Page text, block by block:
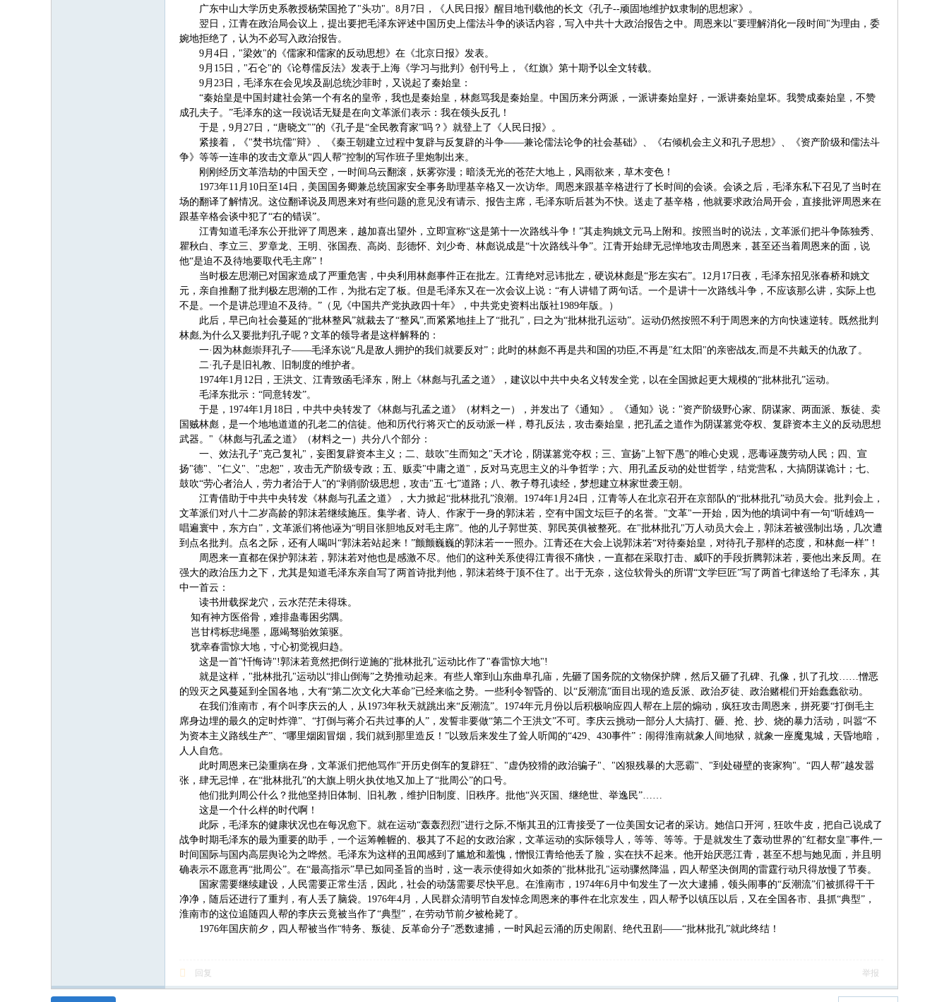
广东中山大学历史系教授杨荣国抢了"头功"。8月7日，《人民日报》醒目地刊载他的长文《孔子--顽固地维护奴隶制的思想家》。
翌日，江青在政治局会议上，提出要把毛泽东评述中国历史上儒法斗争的谈话内容，写入中共十大政治报告之中。周恩来以"要理解消化一段时间"为理由，委
婉地拒绝了，认为不必写入政治报告。
9月4日，"梁效"的《儒家和儒家的反动思想》在《北京日报》发表。
9月15日，"石仑"的《论尊儒反法》发表于上海《学习与批判》创刊号上，《红旗》第十期予以全文转载。
9月23日，毛泽东在会见埃及副总统沙菲时，又说起了秦始皇：
“秦始皇是中国封建社会第一个有名的皇帝，我也是秦始皇，林彪骂我是秦始皇。中国历来分两派，一派讲秦始皇好，一派讲秦始皇坏。我赞成秦始皇，不赞
成孔夫子。”毛泽东的这一段说话无疑是在向文革派们表示：我在领头反孔！
于是，9月27日，“唐晓文"”的《孔子是“全民教育家”吗？》就登上了《人民日报》。
紧接着，《"焚书坑儒"辩》、《秦王朝建立过程中复辟与反复辟的斗争——兼论儒法论争的社会基础》、《右倾机会主义和孔子思想》、《资产阶级和儒法斗
争》等等一连串的攻击文章从“四人帮”控制的写作班子里炮制出来。
刚刚经历文革浩劫的中国天空，一时间乌云翻滚，妖雾弥漫；暗淡无光的苍茫大地上，风雨欲来，草木变色！
1973年11月10日至14日，美国国务卿兼总统国家安全事务助理基辛格又一次访华。周恩来跟基辛格进行了长时间的会谈。会谈之后，毛泽东私下召见了当时在
场的翻译了解情况。这位翻译说及周恩来对有些问题的意见没有请示、报告主席，毛泽东听后甚为不快。送走了基辛格，他就要求政治局开会，直接批评周恩来在
跟基辛格会谈中犯了“右的错误”。
江青知道毛泽东公开批评了周恩来，越加喜出望外，立即宣称“这是第十一次路线斗争！”其走狗姚文元马上附和。按照当时的说法，文革派们把斗争陈独秀、
瞿秋白、李立三、罗章龙、王明、张国焘、高岗、彭德怀、刘少奇、林彪说成是“十次路线斗争”。江青开始肆无忌惮地攻击周恩来，甚至还当着周恩来的面，说
他“是迫不及待地要取代毛主席”！
当时极左思潮已对国家造成了严重危害，中央利用林彪事件正在批左。江青绝对忌讳批左，硬说林彪是“形左实右”。12月17日夜，毛泽东招见张春桥和姚文
元，亲自推翻了批判极左思潮的工作，为批右定了板。但是毛泽东又在一次会议上说：“有人讲错了两句话。一个是讲十一次路线斗争，不应该那么讲，实际上也
不是。一个是讲总理迫不及待。”（见《中国共产党执政四十年》，中共党史资料出版社1989年版。）
此后，早已向社会蔓延的“批林整风”就裁去了“整风”,而紧紧地挂上了“批孔”，曰之为“批林批孔运动”。运动仍然按照不利于周恩来的方向快速逆转。既然批判
林彪,为什么又要批判孔子呢？文革的领导者是这样解释的：
一·因为林彪崇拜孔子——毛泽东说“凡是敌人拥护的我们就要反对”；此时的林彪不再是共和国的功臣,不再是"红太阳"的亲密战友,而是不共戴天的仇敌了。
二·孔子是旧礼教、旧制度的维护者。
1974年1月12日，王洪文、江青致函毛泽东，附上《林彪与孔孟之道》，建议以中共中央名义转发全党，以在全国掀起更大规模的“批林批孔”运动。
毛泽东批示：“同意转发”。
于是，1974年1月18日，中共中央转发了《林彪与孔孟之道》（材料之一），并发出了《通知》。《通知》说："资产阶级野心家、阴谋家、两面派、叛徒、卖
国贼林彪，是一个地地道道的孔老二的信徒。他和历代行将灭亡的反动派一样，尊孔反法，攻击秦始皇，把孔孟之道作为阴谋篡党夺权、复辟资本主义的反动思想
武器。"《林彪与孔孟之道》（材料之一）共分八个部分：
一、效法孔子"克己复礼"，妄图复辟资本主义；二、鼓吹"生而知之"天才论，阴谋篡党夺权；三、宣扬"上智下愚"的唯心史观，恶毒诬蔑劳动人民；四、宣
扬"德"、"仁义"、"忠恕"，攻击无产阶级专政；五、贩卖"中庸之道"，反对马克思主义的斗争哲学；六、用孔孟反动的处世哲学，结党营私，大搞阴谋诡计；七、
鼓吹“劳心者治人，劳力者治于人”的“剥削阶级思想，攻击"五·七”道路；八、教子尊孔读经，梦想建立林家世袭王朝。
江青借助于中共中央转发《林彪与孔孟之道》，大力掀起“批林批孔”浪潮。1974年1月24日，江青等人在北京召开在京部队的“批林批孔”动员大会。批判会上，
文革派们对八十二岁高龄的郭沫若继续施压。集学者、诗人、作家于一身的郭沫若，空有中国文坛巨子的名誉。"文革"一开始，因为他的填词中有一句“听雄鸡一
唱遍寰中，东方白”，文革派们将他诬为“明目张胆地反对毛主席”。他的儿子郭世英、郭民英俱被整死。在"批林批孔"万人动员大会上，郭沫若被强制出场，几次遭
到点名批判。点名之际，还有人喝叫“郭沫若站起来！”颤颤巍巍的郭沫若一一照办。江青还在大会上说郭沫若“对待秦始皇，对待孔子那样的态度，和林彪一样”！
周恩来一直都在保护郭沫若，郭沫若对他也是感激不尽。他们的这种关系使得江青很不痛快，一直都在采取打击、威吓的手段折腾郭沫若，要他出来反周。在
强大的政治压力之下，尤其是知道毛泽东亲自写了两首诗批判他，郭沫若终于顶不住了。出于无奈，这位软骨头的所谓“文学巨匠”写了两首七律送给了毛泽东，其
中一首云：
读书卅载探龙穴，云水茫茫未得珠。
知有神方医俗骨，难排蛊毒困劣隅。
岂甘樗栎悲绳墨，愿竭驽骀效策驱。
犹幸春雷惊大地，寸心初觉视归趋。
这是一首"忏悔诗"!郭沫若竟然把倒行逆施的"批林批孔"运动比作了"春雷惊大地"!
就是这样，"批林批孔"运动以“排山倒海”之势推动起来。有些人窜到山东曲阜孔庙，先砸了国务院的文物保护牌，然后又砸了孔碑、孔像，扒了孔坟……憎恶
的毁灭之风蔓延到全国各地，大有“第二次文化大革命”已经来临之势。一些利令智昏的、以“反潮流”面目出现的造反派、政治歹徒、政治赌棍们开始蠢蠢欲动。
在我们淮南市，有个叫李庆云的人，从1973年秋天就跳出来“反潮流”。1974年元月份以后积极响应四人帮在上层的煽动，疯狂攻击周恩来，拼死要“打倒毛主
席身边埋的最久的定时炸弹”、“打倒与蒋介石共过事的人”，发誓非要做“第二个王洪文”不可。李庆云挑动一部分人大搞打、砸、抢、抄、烧的暴力活动，叫嚣“不
为资本主义路线生产”、“哪里烟囱冒烟，我们就到那里造反！”以致后来发生了耸人听闻的“429、430事件”：闹得淮南就象人间地狱，就象一座魔鬼城，天昏地暗，
人人自危。
此时周恩来已染重病在身，文革派们把他骂作"开历史倒车的复辟狂"、"虚伪狡猾的政治骗子"、"凶狠残暴的大恶霸"、"到处碰壁的丧家狗"。“四人帮”越发嚣
张，肆无忌惮，在“批林批孔”的大旗上明火执仗地又加上了“批周公”的口号。
他们批判周公什么？批他坚持旧体制、旧礼教，维护旧制度、旧秩序。批他“兴灭国、继绝世、举逸民”……
这是一个什么样的时代啊！
此际，毛泽东的健康状况也在每况愈下。就在运动“轰轰烈烈”进行之际,不惭其丑的江青接受了一位美国女记者的采访。她信口开河，狂吹牛皮，把自己说成了
战争时期毛泽东的最为重要的助手，一个运筹帷幄的、极其了不起的女政治家，文革运动的实际领导人，等等、等等。于是就发生了轰动世界的"红都女皇"事件,一
时间国际与国内高层舆论为之哗然。毛泽东为这样的丑闻感到了尴尬和羞愧，憎恨江青给他丢了脸，实在扶不起来。他开始厌恶江青，甚至不想与她见面，并且明
确表示不愿意再“批周公”。在“最高指示”早已如同圣旨的当时，这一表示使得如火如荼的"批林批孔"运动骤然降温，四人帮坚决倒周的雷霆行动只得放慢了节奏。
国家需要继续建设，人民需要正常生活，因此，社会的动荡需要尽快平息。在淮南市，1974年6月中旬发生了一次大逮捕，领头闹事的“反潮流”们被抓得干干
净净，随后还进行了重判，有人丢了脑袋。1976年4月，人民群众清明节自发悼念周恩来的事件在北京发生，四人帮予以镇压以后，又在全国各市、县抓“典型”，
淮南市的这位追随四人帮的李庆云竟被当作了“典型”，在劳动节前夕被枪毙了。
1976年国庆前夕，四人帮被当作“特务、叛徒、反革命分子”悉数逮捕，一时风起云涌的历史闹剧、绝代丑剧——“批林批孔”就此终结！
回复 举报